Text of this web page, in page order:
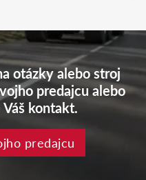
otázky alebo stroj
predajcu alebo
kontakt.
predajcu